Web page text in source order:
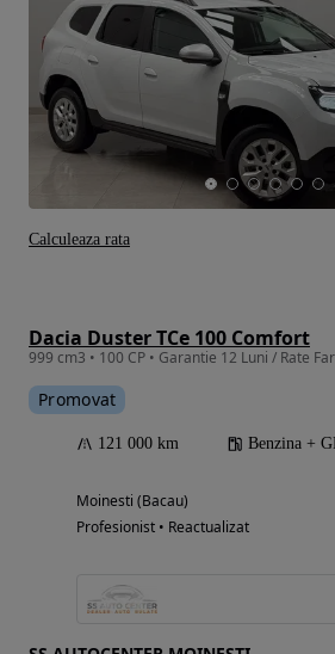
Dacia Duster TCe 100 Comfort
Promovat
121 000 km Benzina +
Moinesti (Bacau)
Profesionist • Reactualizat
Calculeaza rata